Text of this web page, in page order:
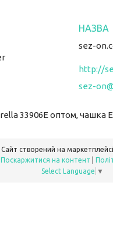
sez-
http://
sez-
33906E оптом, чашка
Сайт створений на маркетплейсі
Поскаржитися на контент
Select Language ▼